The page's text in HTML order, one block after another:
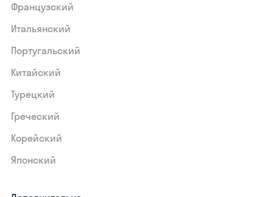
Французский
Итальянский
Португальский
Китайский
Турецкий
Греческий
Корейский
Японский